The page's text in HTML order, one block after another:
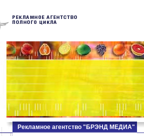
Рекламное агентство "БРЭНД МЕДИА"